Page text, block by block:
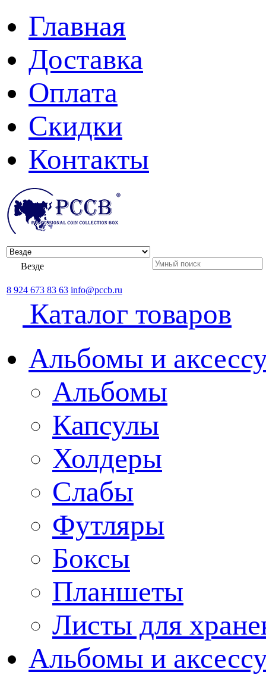
Главная
Доставка
Оплата
Скидки
Контакты
Везде
8 924 673 83 63 info@pccb.ru
Каталог товаров
Альбомы и
Альбомы
Капсулы
Холдеры
Слабы
Футляры
Боксы
Планшеты
Листы для
Альбомы и